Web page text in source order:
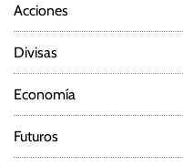
e
e
n
t
Acciones
Divisas
Economía
Futuros